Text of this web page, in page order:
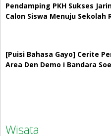
Pendamping PKH Sukses
Calon Siswa Menuju Sekolah
[Puisi Bahasa Gayo] Cerite
Area Den Demo i Bandara
Wisata